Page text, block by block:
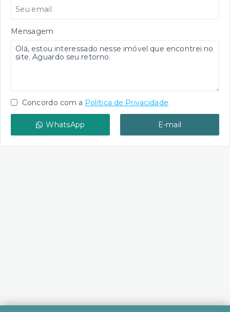
Mensagem
Concordo com a Política de Privacidade
WhatsApp E-mail